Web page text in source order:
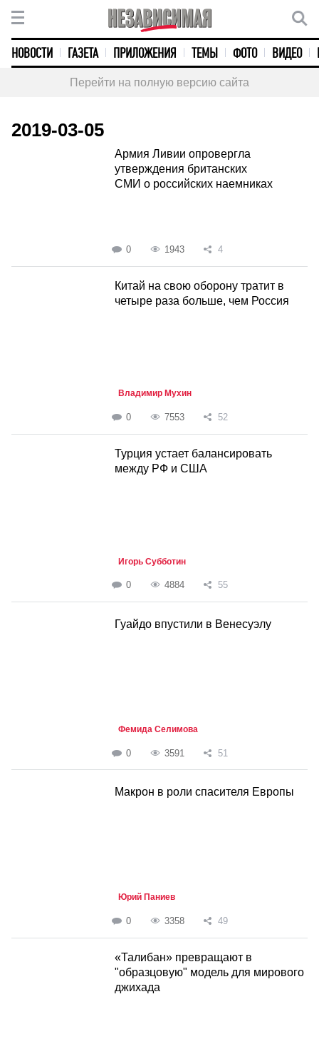
НОВОСТИ ГАЗЕТА ПРИЛОЖЕНИЯ ТЕМЫ ФОТО ВИДЕО
Перейти на полную версию сайта
2019-03-05
Армия Ливии опровергла
утверждения британских
СМИ о российских наемниках
0 1943 4
Китай на свою оборону тратит в
четыре раза больше, чем Россия
Владимир Мухин
0 7553 52
Турция устает балансировать
между РФ и США
Игорь Субботин
0 4884 55
Гуайдо впустили в Венесуэлу
Фемида Селимова
0 3591 51
Макрон в роли спасителя Европы
Юрий Паниев
0 3358 49
«Талибан» превращают в
"образцовую" модель для мирового
джихада